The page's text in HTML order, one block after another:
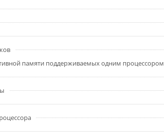
памяти поддерживаемых одним процессором